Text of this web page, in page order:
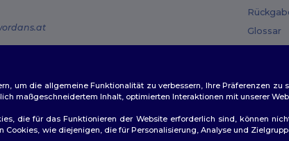
Glossar
um die allgemeine Funktionalität zu verbessern, Ihre Präferenzen
maßgeschneidertem Inhalt, optimierten Interaktionen mit unserer
die für das Funktionieren der Website erforderlich sind, können
Cookies, wie diejenigen, die für Personalisierung, Analyse und